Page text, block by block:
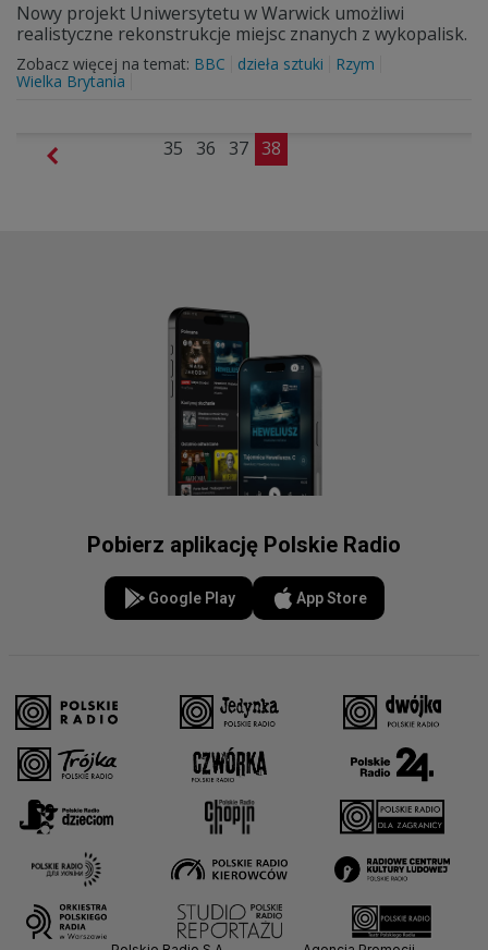
Nowy projekt Uniwersytetu w Warwick umożliwi
realistyczne rekonstrukcje miejsc znanych z wykopalisk.
Zobacz więcej na temat: BBC dzieła sztuki
Rzym
Wielka Brytania
35 36 37 38
Pobierz aplikację Polskie Radio
Google Play App Store